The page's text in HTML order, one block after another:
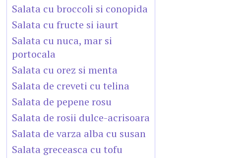
Salata cu broccoli si conopida
Salata cu fructe si iaurt
Salata cu nuca, mar si
portocala
Salata cu orez si menta
Salata de creveti cu telina
Salata de pepene rosu
Salata de rosii dulce-acrisoara
Salata de varza alba cu susan
Salata greceasca cu tofu